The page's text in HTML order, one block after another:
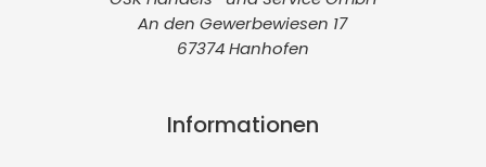
An den Gewerbewiesen 17
67374 Hanhofen
Informationen